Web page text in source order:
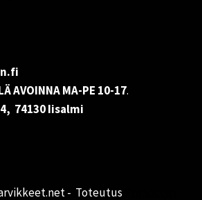
AVOINNA MA-PE 10-17.
74130 Iisalmi
- Toteutus